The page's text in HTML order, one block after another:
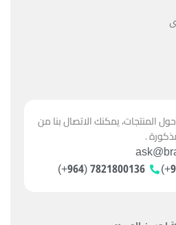
المنتجات، يمكنك الاتصال بنا من
.
7821800136 (964+)